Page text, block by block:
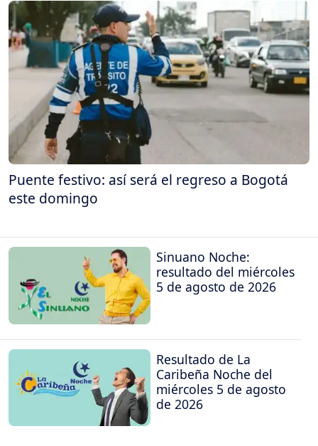
Puente festivo: así será el regreso a Bogotá
este domingo
Sinuano Noche:
resultado del miércoles
5 de agosto de 2026
Resultado de La
Caribeña Noche del
miércoles 5 de agosto
de 2026